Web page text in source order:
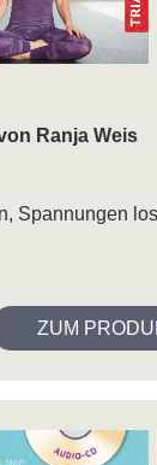
Ranja Weis
Spannungen
ZUM